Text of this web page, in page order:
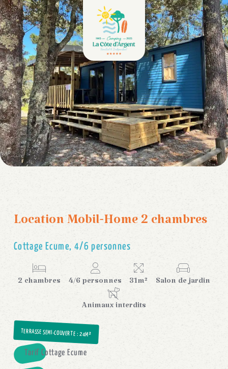
Location Mobil-Home 2 chambres
Cottage Ecume, 4/6 personnes
2 chambres 4/6 personnes 31m² Salon de jardin
Animaux interdits
TERRASSE SEMI-COUVERTE: 24M²
Tarif Cottage Ecume